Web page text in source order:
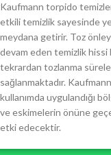
Kaufmann torpido
etkili temizlik sayesinde
meydana getirir. Toz
devam eden temizlik hissi
tekrardan tozlanma
sağlanmaktadır.
kullanımda uygulandığı
ve eskimelerin önüne
etki edecektir.